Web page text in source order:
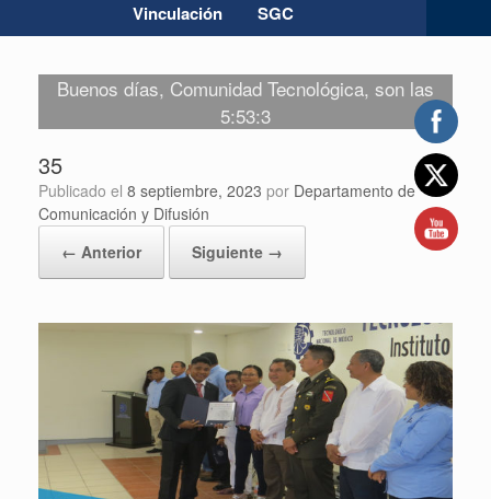
Vinculación
SGC
Buenos días, Comunidad Tecnológica, son las
5:53:3
35
Publicado el 8 septiembre, 2023 por Departamento de
Comunicación y Difusión
← Anterior
Siguiente →